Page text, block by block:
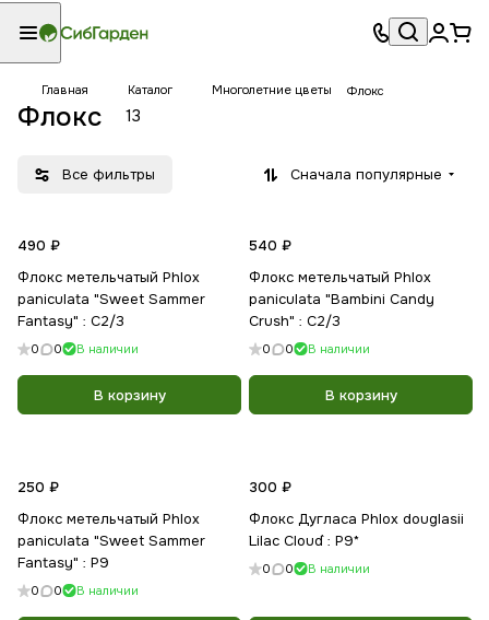
Главная Каталог Многолетние цветы Флокс
Флокс 13
Все фильтры Сначала популярные
490 ₽
Флокс метельчатый Phlox
paniculata "Sweet Sammer
Fantasy" : С2/3
0 0 В наличии
В корзину
540 ₽
Флокс метельчатый Phlox
paniculata "Bambini Candy
Crush" : C2/3
0 0 В наличии
В корзину
250 ₽
Флокс метельчатый Phlox
paniculata "Sweet Sammer
Fantasy" : P9
0 0 В наличии
300 ₽
Флокс Дугласа Phlox douglasii
`Lilac Cloud` : Р9*
0 0 В наличии